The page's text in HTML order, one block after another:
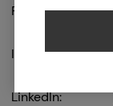
Facebook:
Instagram:
LinkedIn: